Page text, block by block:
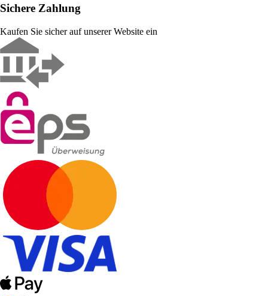
Sichere Zahlung
Kaufen Sie sicher auf unserer Website ein